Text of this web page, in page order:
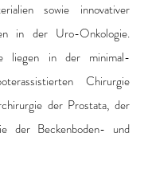
sowie innovativer
in der Uro-Onkologie.
liegen in der minimal-
Chirurgie
der Prostata, der
der Beckenboden- und